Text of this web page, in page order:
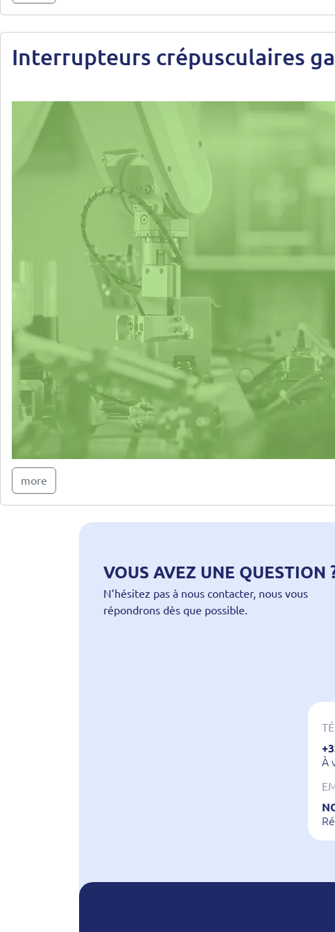
Interrupteurs crépusculaires
more
VOUS AVEZ UNE QUESTION
N’hésitez pas à nous contacter, nous vous
répondrons dès que possible.
À